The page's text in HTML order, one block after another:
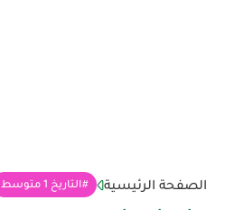
الصفحة الرئيسية التاريخ 1 متوسط